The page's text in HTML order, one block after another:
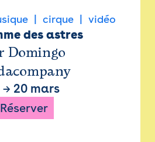
cirque vidéo
des astres
Domingo
→ 20 mars
Réserver